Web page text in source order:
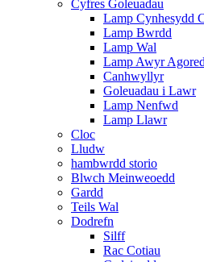
Cyfres Goleuadau
Lamp Cynhesydd
Lamp Bwrdd
Lamp Wal
Lamp Awyr Agored
Canhwyllyr
Goleuadau i Lawr
Lamp Nenfwd
Lamp Llawr
Cloc
Lludw
hambwrdd storio
Blwch Meinweoedd
Gardd
Teils Wal
Dodrefn
Silff
Rac Cotiau